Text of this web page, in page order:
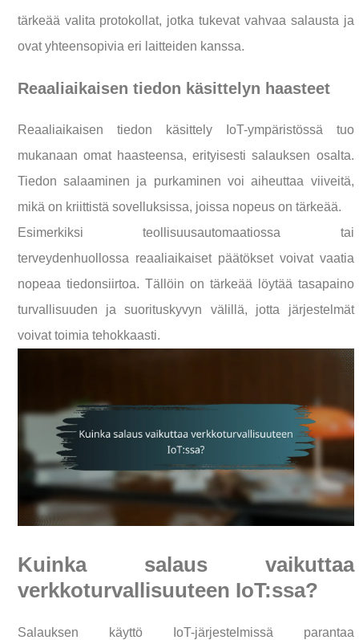
tärkeää valita protokollat, jotka tukevat vahvaa salausta ja
ovat yhteensopivia eri laitteiden kanssa.
Reaaliaikaisen tiedon käsittelyn haasteet
Reaaliaikaisen tiedon käsittely IoT-ympäristössä tuo
mukanaan omat haasteensa, erityisesti salauksen osalta.
Tiedon salaaminen ja purkaminen voi aiheuttaa viiveitä,
mikä on kriittistä sovelluksissa, joissa nopeus on tärkeää.
Esimerkiksi teollisuusautomaatiossa tai
terveydenhuollossa reaaliaikaiset päätökset voivat vaatia
nopeaa tiedonsiirtoa. Tällöin on tärkeää löytää tasapaino
turvallisuuden ja suorituskyvyn välillä, jotta järjestelmät
voivat toimia tehokkaasti.
Kuinka salaus vaikuttaa
verkkoturvallisuuteen IoT:ssa?
Salauksen käyttö IoT-järjestelmissä parantaa